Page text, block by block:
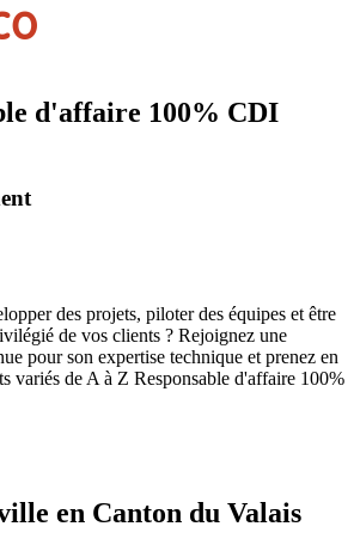
d'affaire 100% CDI
des projets, piloter des équipes et être
de vos clients ? Rejoignez une
pour son expertise technique et prenez en
variés de A à Z Responsable d'affaire 100%
en Canton du Valais